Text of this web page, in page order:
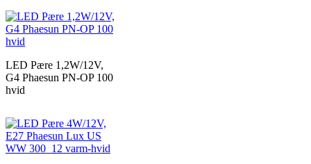
LED Pære 1,2W/12V,
G4 Phaesun PN-OP 100
hvid